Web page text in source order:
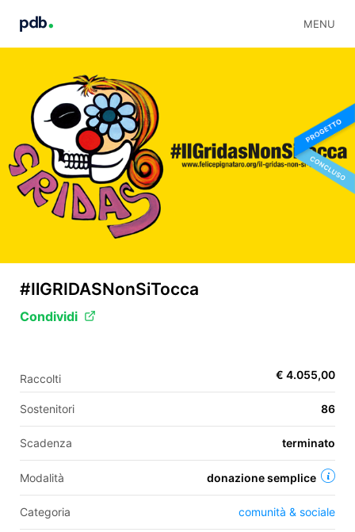
MENU
IT
FR
ES
#IlGRIDASNonSiTocca
Condividi
Raccolti € 4.055,00
Sostenitori 86
Scadenza terminato
Modalità donazione semplice
Categoria comunità & sociale